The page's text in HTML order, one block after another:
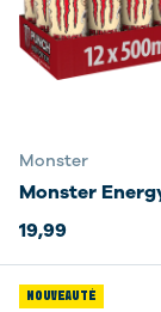
Monster
Monster
19,99
NOUVEAUTÉ